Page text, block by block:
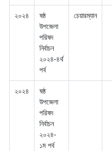
২০২৪
ষষ্ঠ
উপজেলা
পরিষদ
নির্বাচন
২০২৪-৪র্থ
পর্ব
চেয়ারম্যান
২০২৪
ষষ্ঠ
উপজেলা
পরিষদ
নির্বাচন
২০২৪-
১ম পর্ব